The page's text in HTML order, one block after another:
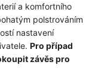
a komfortního
polstrováním
nastavení
Pro případ
závěs pro